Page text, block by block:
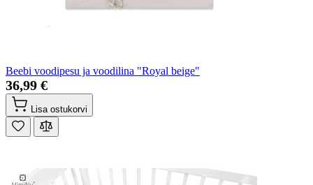
Beebi voodipesu ja voodilina "Royal beige"
36,99 €
Lisa ostukorvi